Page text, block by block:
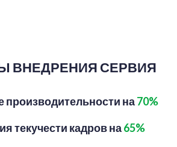
ВНЕДРЕНИЯ СЕРВИЯ
на70%
текучести кадровна65%